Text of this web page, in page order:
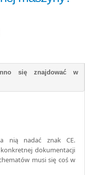
nią nadać znak CE.
dokumentacji
musi się coś w